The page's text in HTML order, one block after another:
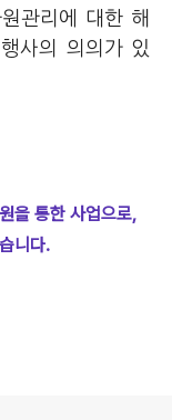
관리에 대한 해
사의 의의가 있
을 통한 사업으로,
니다.